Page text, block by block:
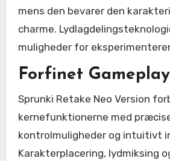
mens den bevarer den
charme.
muligheder for
Forfinet
Sprunki Retake Neo Version
kernefunktionerne med
kontrolmuligheder og intuitivt
Karakterplacering, lydmiksing